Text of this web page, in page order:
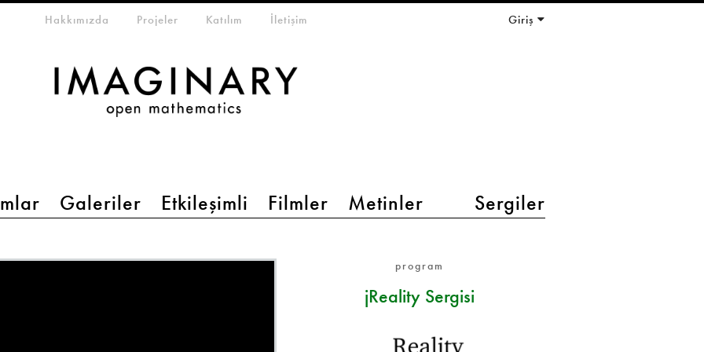
Galeriler Etkileşimli Filmler Metinler Sergiler
menuHakkımızda Projeler Katılım İletişim Giriş
program
jReality Sergisi